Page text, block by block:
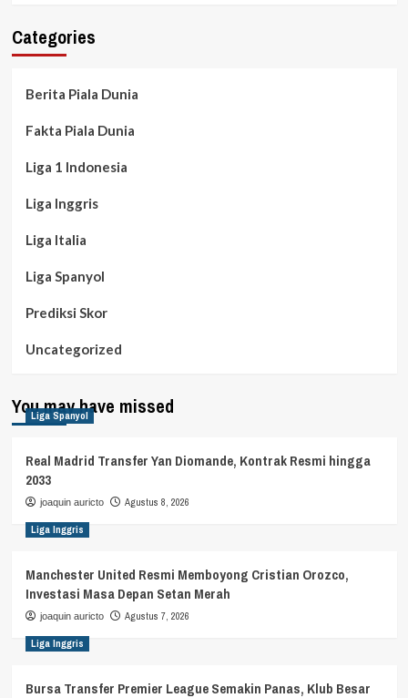
Categories
Berita Piala Dunia
Fakta Piala Dunia
Liga 1 Indonesia
Liga Inggris
Liga Italia
Liga Spanyol
Prediksi Skor
Uncategorized
You may have missed
Liga Spanyol
Real Madrid Transfer Yan Diomande, Kontrak Resmi hingga
2033
joaquin auricto Agustus 8, 2026
Liga Inggris
Manchester United Resmi Memboyong Cristian Orozco,
Investasi Masa Depan Setan Merah
joaquin auricto Agustus 7, 2026
Liga Inggris
Bursa Transfer Premier League Semakin Panas, Klub Besar